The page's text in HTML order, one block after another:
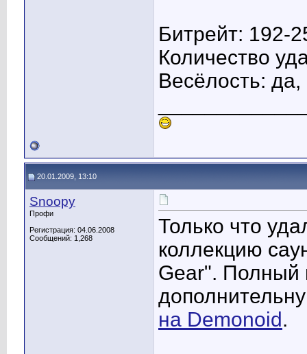
Битрейт: 192-
Количество
Весёлость:
20.01.2009, 13:10
Snoopy
Профи
Регистрация: 04.06.2008
Сообщений: 1,268
Только что
коллекцию
Gear". Полный
на Demonoid.